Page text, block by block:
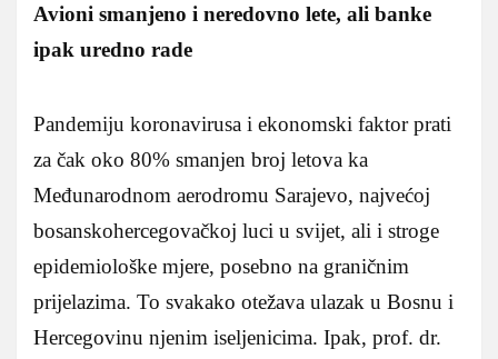
Avioni smanjeno i neredovno lete, ali banke
ipak uredno rade
Pandemiju koronavirusa i ekonomski faktor prati
za čak oko 80% smanjen broj letova ka
Međunarodnom aerodromu Sarajevo, najvećoj
bosanskohercegovačkoj luci u svijet, ali i stroge
epidemiološke mjere, posebno na graničnim
prijelazima. To svakako otežava ulazak u Bosnu i
Hercegovinu njenim iseljenicima. Ipak, prof. dr.